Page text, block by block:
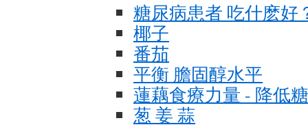
糖尿病患者 吃什麽好
椰子
番茄
平衡 膽固醇水平
蓮藕食療力量 - 降低
葱 姜 蒜